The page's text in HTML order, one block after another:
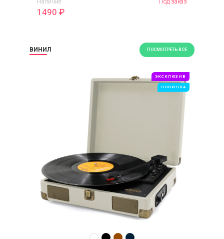
Наличие: Под заказ
1490 ₽
ВИНИЛ ПОСМОТРЕТЬ ВСЕ
ЭКСКЛЮЗИВ
НОВИНКА